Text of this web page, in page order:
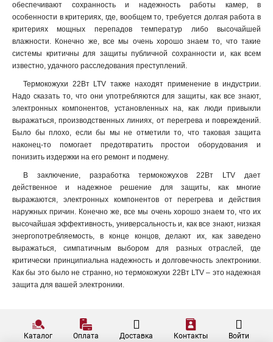
обеспечивают сохранность и надежность работы камер, в
особенности в критериях, где, вообщем то, требуется долгая работа в
критериях мощных перепадов температур либо высочайшей
влажности. Конечно же, все мы очень хорошо знаем то, что такие
системы критичны для защиты публичной сохранности и, как всем
известно, удачного расследования преступлений.
Термокожухи 22Вт LTV также находят применение в индустрии.
Надо сказать то, что они употребляются для защиты, как все знают,
электронных компонентов, установленных на, как люди привыкли
выражаться, производственных линиях, от перегрева и повреждений.
Было бы плохо, если бы мы не отметили то, что таковая защита
наконец-то помогает предотвратить простои оборудования и
понизить издержки на его ремонт и подмену.
В заключение, разработка термокожухов 22Вт LTV дает
действенное и надежное решение для защиты, как многие
выражаются, электронных компонентов от перегрева и действия
наружных причин. Конечно же, все мы очень хорошо знаем то, что их
высочайшая эффективность, универсальность и, как все знают, низкая
энергопотребляемость, в конце концов, делают их, как заведено
выражаться, симпатичным выбором для разных отраслей, где
критически принципиальна надежность и долговечность электроники.
Как бы это было не странно, но термокожухи 22Вт LTV – это надежная
защита для вашей электроники.
Каталог Оплата Доставка Контакты Войти